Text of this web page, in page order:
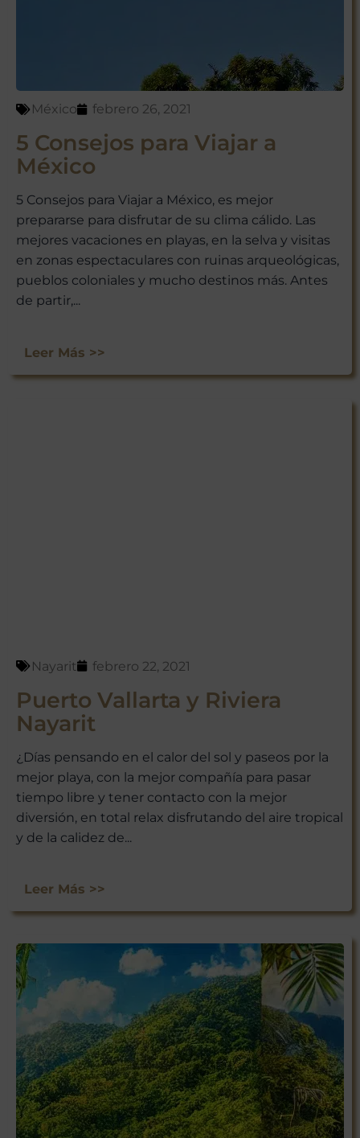
México febrero 26, 2021
5 Consejos para Viajar a
México
5 Consejos para Viajar a México, es mejor
prepararse para disfrutar de su clima cálido. Las
mejores vacaciones en playas, en la selva y visitas
en zonas espectaculares con ruinas arqueológicas,
pueblos coloniales y mucho destinos más. Antes
de partir,...
Leer Más >>
Nayarit febrero 22, 2021
Puerto Vallarta y Riviera
Nayarit
¿Días pensando en el calor del sol y paseos por la
mejor playa, con la mejor compañía para pasar
tiempo libre y tener contacto con la mejor
diversión, en total relax disfrutando del aire tropical
y de la calidez de...
Leer Más >>
¡ÚNETE A
NUESTRA
AVENTURA
VIAJERA!
No te pierdas las experiencias
únicas que Viajar a México tiene
para ti. Suscríbete ahora y recibe
nuestras últimas escapadas,